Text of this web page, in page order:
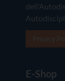
E-Shop